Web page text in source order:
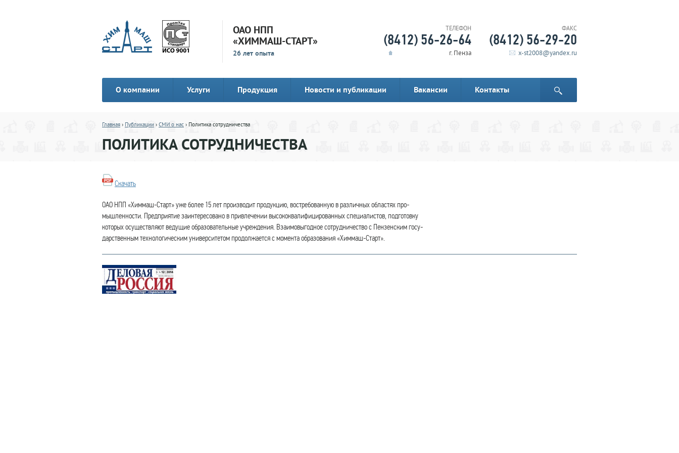
ОАО НПП
«ХИММАШ-СТАРТ»
26 лет опыта
ФАКС
(8412) 56-29-20
x-st2008@yandex.ru
ТЕЛЕФОН
(8412) 56-26-64
г. Пенза
О компании Услуги Продукция Новости и публикации Вакансии Контакты
Главная › Публикации › СМИ о нас › Политика сотрудничества
ПОЛИТИКА СОТРУДНИЧЕСТВА
Скачать
ОАО НПП «Химмаш-Старт» уже более 15 лет производит продукцию, востребованную в различных областях про-
мышленности. Предприятие заинтересовано в привлечении высококвалифицированных специалистов, подготовку
которых осуществляют ведущие образовательные учреждения. Взаимовыгодное сотрудничество с Пензенским госу-
дарственным технологическим университетом продолжается с момента образования «Химмаш-Старт».